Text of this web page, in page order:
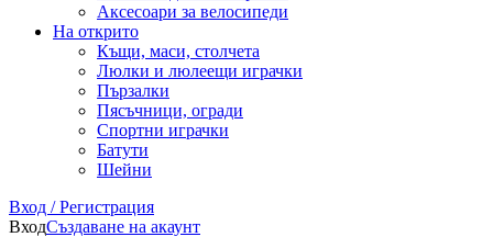
Аксесоари за велосипеди
На открито
Къщи, маси, столчета
Люлки и люлеещи играчки
Пързалки
Пясъчници, огради
Спортни играчки
Батути
Шейни
Вход / Регистрация
ВходСъздаване на акаунт